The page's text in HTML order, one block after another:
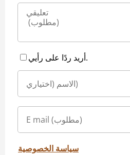
أريد ردًا على رأيي.
سياسة الخصوصية